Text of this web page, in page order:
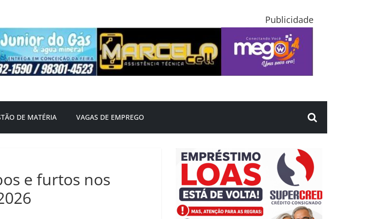
Publicidade
DE MATÉRIA VAGAS DE EMPREGO
e furtos nos